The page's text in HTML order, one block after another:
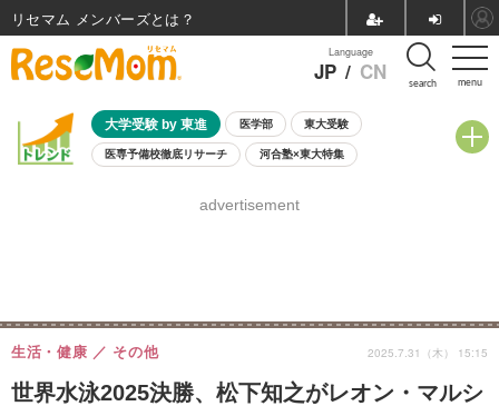
menu
Language
JP / CN search
大学受験 by 東進 医学部 東大受験
医専予備校徹底リサーチ 河合塾×東大特集
8月開催学校説明会・相談会
advertisement
世界水泳2025決勝、松下知之がレオン・マルシ
生活・健康 その他 2025.7.31（木） 15:15
リセマム メンバーズ